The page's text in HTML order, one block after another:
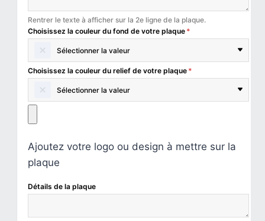
Rentrer le texte à afficher sur la 2e ligne de la plaque.
Choisissez la couleur du fond de votre plaque *
Sélectionner la valeur
Choisissez la couleur du relief de votre plaque *
Sélectionner la valeur
Ajoutez votre logo ou design à mettre sur la
plaque
Détails de la plaque